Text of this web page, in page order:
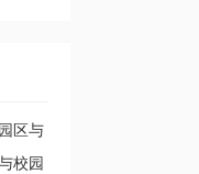
区与
校园